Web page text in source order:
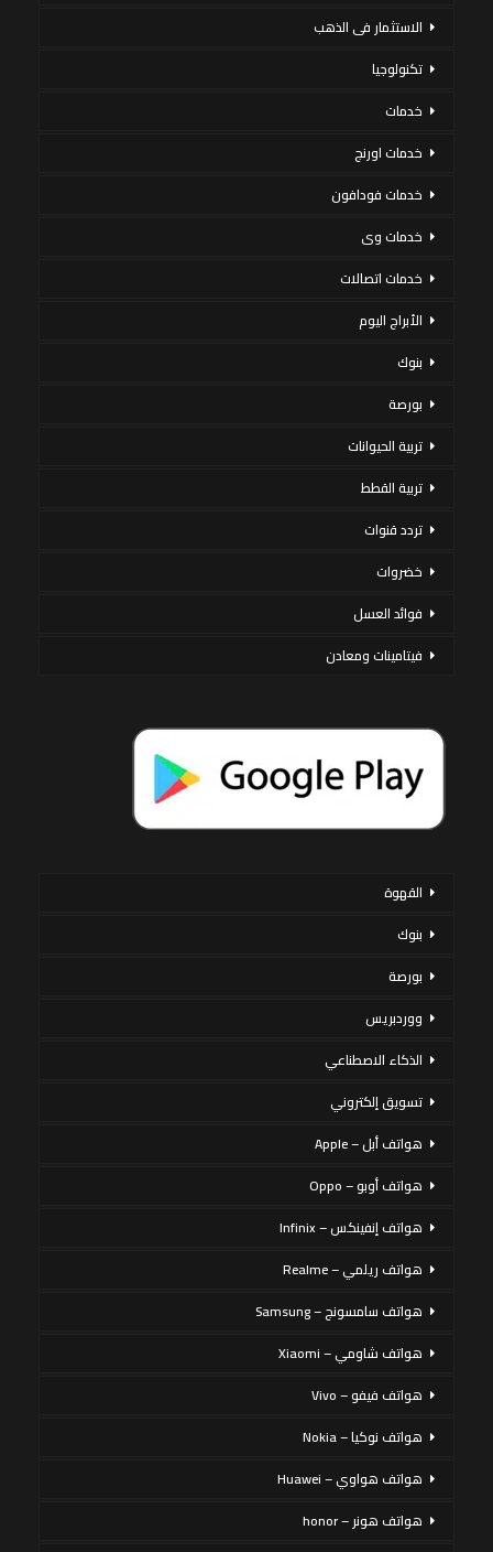
الاستثمار فى الذهب
تكنولوجيا
خدمات
خدمات اورنج
خدمات فودافون
خدمات وى
خدمات اتصالات
الأبراج اليوم
بنوك
بورصة
تربية الحيوانات
تربية القطط
تردد قنوات
خضروات
فوائد العسل
فيتامينات ومعادن
القهوة
بنوك
بورصة
ووردبريس
الذكاء الاصطناعي
تسويق إلكتروني
هواتف أبل – Apple
هواتف أوبو – Oppo
هواتف إنفينكس – Infinix
هواتف ريلمي – Realme
هواتف سامسونج – Samsung
هواتف شاومي – Xiaomi
هواتف فيفو – Vivo
هواتف نوكيا – Nokia
هواتف هواوي – Huawei
هواتف هونر – honor